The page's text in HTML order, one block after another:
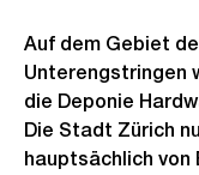
Auf dem Gebiet
Unterengstringen
die Deponie
Die Stadt Zürich
hauptsächlich von